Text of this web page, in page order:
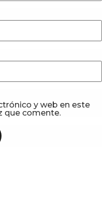
y web en este
que comente.